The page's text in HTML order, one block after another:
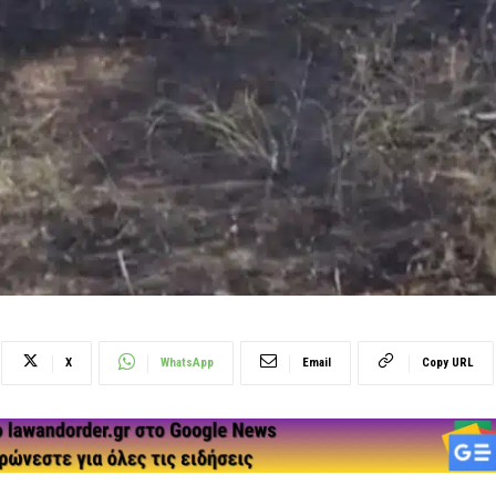
X WhatsApp Email Copy URL